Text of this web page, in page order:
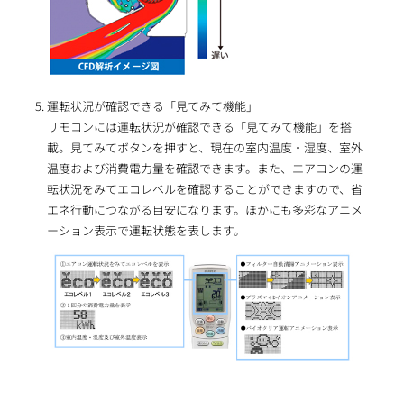
運転状況が確認できる「見てみて機能」
リモコンには運転状況が確認できる「見てみて機能」を搭
載。見てみてボタンを押すと、現在の室内温度・湿度、室外
温度および消費電力量を確認できます。また、エアコンの運
転状況をみてエコレベルを確認することができますので、省
エネ行動につながる目安になります。ほかにも多彩なアニメ
ーション表示で運転状態を表します。